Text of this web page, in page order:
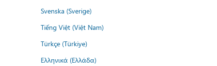
Svenska (Sverige)
Tiếng Việt (Việt Nam)
Türkçe (Türkiye)
Ελληνικά (Ελλάδα)